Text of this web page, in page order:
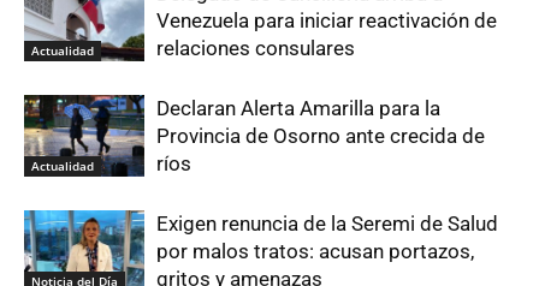
Actualidad
Venezuela para iniciar reactivación de
relaciones consulares
Actualidad
Declaran Alerta Amarilla para la
Provincia de Osorno ante crecida de
ríos
Noticia del Día
Exigen renuncia de la Seremi de Salud
por malos tratos: acusan portazos,
gritos y amenazas